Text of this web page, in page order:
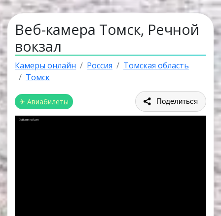
Веб-камера Томск, Речной
вокзал
Камеры онлайн Россия
Томская область
Томск
✈ Авиабилеты Поделиться
Файл не найден